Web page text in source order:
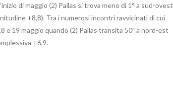
di maggio (2) Pallas si trova meno di 1° a sud-ovest
+8,8). Tra i numerosi incontri ravvicinati di cui
19 maggio quando (2) Pallas transita 50″ a nord-est
+6,9.